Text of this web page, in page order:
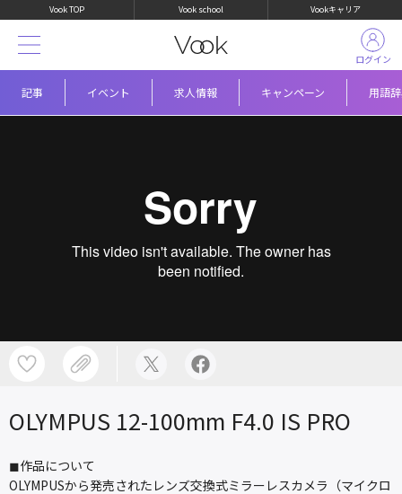
Vook TOP Vook school Vookキャリア
記事 イベント 求人情報 キャンペーン 用語
ログイン
OLYMPUS 12-100mm F4.0 IS PRO
◼︎作品について
OLYMPUSから発売されたレンズ交換式ミラーレスカメラ（マイクロ